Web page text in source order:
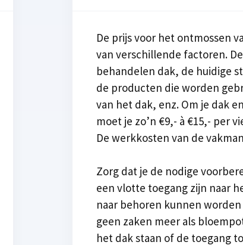
De prijs voor het ontmossen
van verschillende factoren.
behandelen dak, de huidige
de producten die worden
van het dak, enz. Om je dak
moet je zo’n €9,- à €15,- per
De werkkosten van de
Zorg dat je de nodige
een vlotte toegang zijn naar
naar behoren kunnen
geen zaken meer als
het dak staan of de toegang